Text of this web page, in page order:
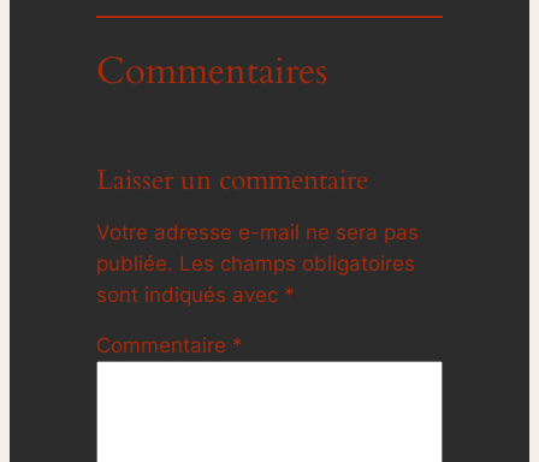
Commentaires
Laisser un commentaire
Votre adresse e-mail ne sera pas
publiée. Les champs obligatoires
sont indiqués avec *
Commentaire *